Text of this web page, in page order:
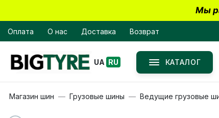
Мы
Оплата О нас Доставка Возврат
UA RU КАТАЛОГ
Магазин шин Грузовые шины Ведущие грузовые